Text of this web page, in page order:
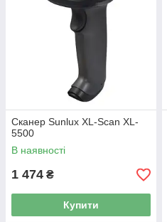
Сканер Sunlux XL-Scan XL-
5500
В наявності
1 474 ₴
Купити